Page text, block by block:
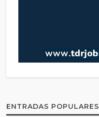
ENTRADAS POPULARES